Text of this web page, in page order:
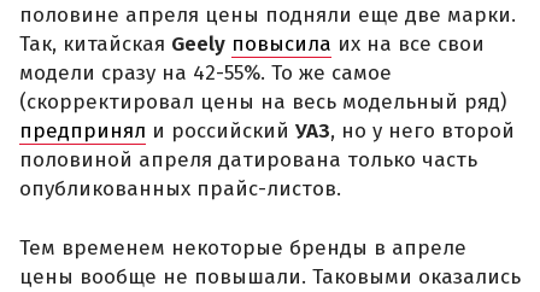
половине апреля цены подняли еще две марки.
Так, китайская Geely повысила их на все свои
модели сразу на 42-55%. То же самое
(скорректировал цены на весь модельный ряд)
предпринял и российский УАЗ, но у него второй
половиной апреля датирована только часть
опубликованных прайс-листов.
Тем временем некоторые бренды в апреле
цены вообще не повышали. Таковыми оказались